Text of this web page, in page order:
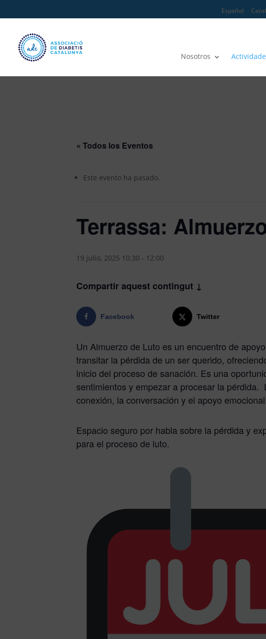
Español
Nosotros
« Todos los Eventos
Este evento ha pasado.
Terrassa:
19 julio, 2025 10:30 - 12:00
Compartir aquest contingut ↓
Facebook Twitter
Un Almuerzo de Luto es un encuentro de
transitar la pérdida de un ser querido,
inicio del proceso de sanación. Es una
sentimientos y empezar a procesar la
conexión, la conversación y el apoyo
Espacio seguro por habla sobre la pérdida y
para el proceso de luto.